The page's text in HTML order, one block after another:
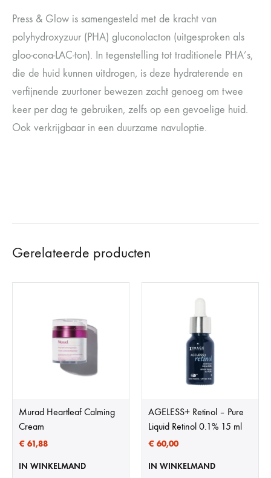
Press & Glow is samengesteld met de kracht van
polyhydroxyzuur (PHA) gluconolacton (uitgesproken als
gloo-cona-LAC-ton). In tegenstelling tot traditionele PHA’s,
die de huid kunnen uitdrogen, is deze hydraterende en
verfijnende zuurtoner bewezen zacht genoeg om twee
keer per dag te gebruiken, zelfs op een gevoelige huid.
Ook verkrijgbaar in een duurzame navuloptie.
Gerelateerde producten
Murad Heartleaf Calming
Cream
€ 61,88
IN WINKELMAND
AGELESS+ Retinol – Pure
Liquid Retinol 0.1% 15 ml
€ 60,00
IN WINKELMAND